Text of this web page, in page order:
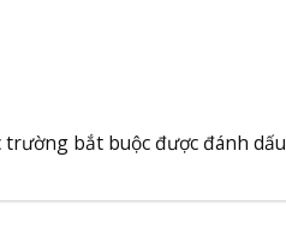
trường bắt buộc được đánh dấu